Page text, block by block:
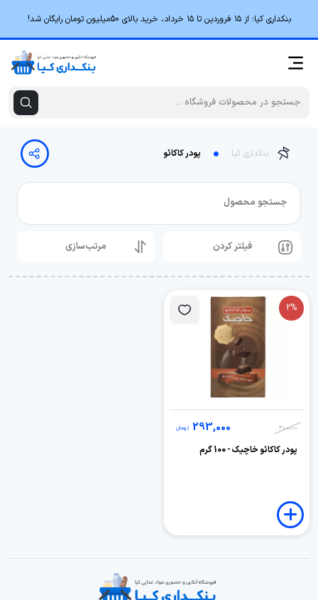
بنکداری کیا؛ از ۱۵ فروردین تا ۱۵ خرداد، خرید بالای 50میلیون تومان رایگان شد!
بنکداری کیا پودر کاکائو
جستجو محصول
فیلتر کردن مرتب‌سازی
2%
300,000
293,000 تومان
پودر کاکائو خاچیک - 100 گرم